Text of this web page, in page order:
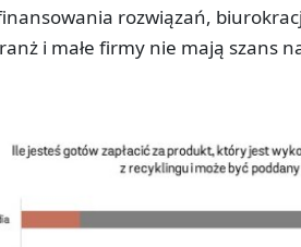
rozwiązań,
i małe firmy nie mają szans